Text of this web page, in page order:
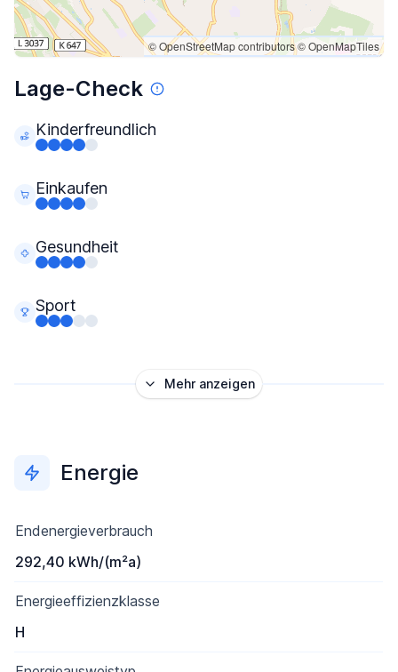
© OpenStreetMap contributors© OpenMapTiles
Lage-Check
Kinderfreundlich
Einkaufen
Gesundheit
Sport
Mehr anzeigen
Energie
Endenergieverbrauch
292,40 kWh/(m²a)
Energieeffizienzklasse
H